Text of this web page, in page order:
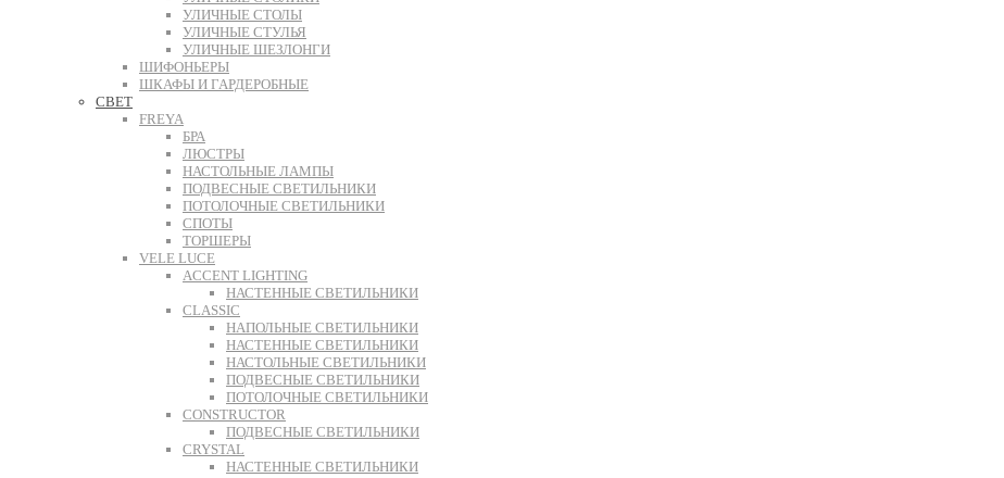
УЛИЧНЫЕ СТОЛЫ
УЛИЧНЫЕ СТУЛЬЯ
УЛИЧНЫЕ ШЕЗЛОНГИ
ШИФОНЬЕРЫ
ШКАФЫ И ГАРДЕРОБНЫЕ
СВЕТ
FREYA
БРА
ЛЮСТРЫ
НАСТОЛЬНЫЕ ЛАМПЫ
ПОДВЕСНЫЕ СВЕТИЛЬНИКИ
ПОТОЛОЧНЫЕ СВЕТИЛЬНИКИ
СПОТЫ
ТОРШЕРЫ
VELE LUCE
ACCENT LIGHTING
НАСТЕННЫЕ СВЕТИЛЬНИКИ
CLASSIC
НАПОЛЬНЫЕ СВЕТИЛЬНИКИ
НАСТЕННЫЕ СВЕТИЛЬНИКИ
НАСТОЛЬНЫЕ СВЕТИЛЬНИКИ
ПОДВЕСНЫЕ СВЕТИЛЬНИКИ
ПОТОЛОЧНЫЕ СВЕТИЛЬНИКИ
CONSTRUCTOR
ПОДВЕСНЫЕ СВЕТИЛЬНИКИ
CRYSTAL
НАСТЕННЫЕ СВЕТИЛЬНИКИ